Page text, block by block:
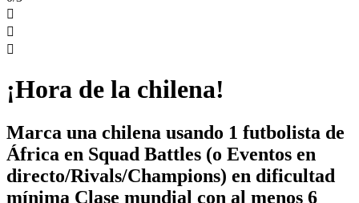



¡Hora de la chilena!
Marca una chilena usando 1 futbolista de
África en Squad Battles (o Eventos en
directo/Rivals/Champions) en dificultad
mínima Clase mundial con al menos 6